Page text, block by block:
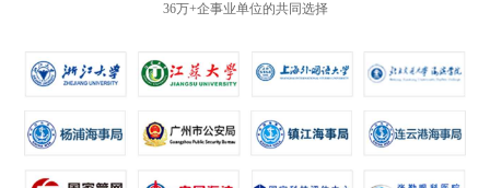
36万+企事业单位的共同选择